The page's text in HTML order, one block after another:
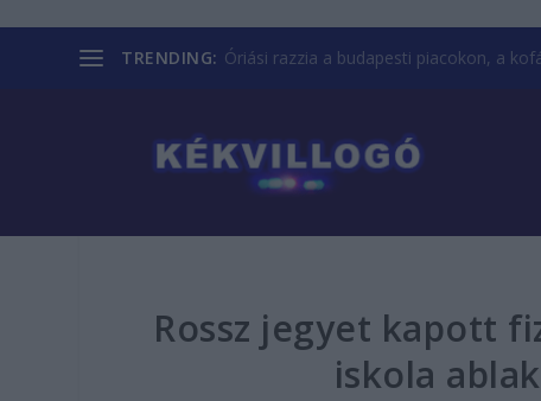
TRENDING: Óriási razzia a budapesti piacokon, a
Rossz jegyet kapott
iskola